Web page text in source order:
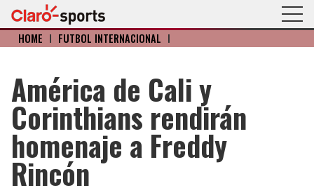
HOME I FÚTBOL INTERNACIONAL I
América de Cali y
Corinthians rendirán
homenaje a Freddy
Rincón